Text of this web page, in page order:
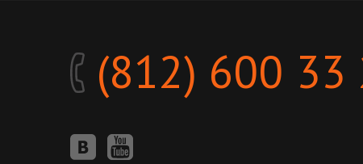
(812) 600 33